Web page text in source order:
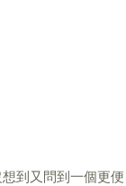
到又問到一個更便